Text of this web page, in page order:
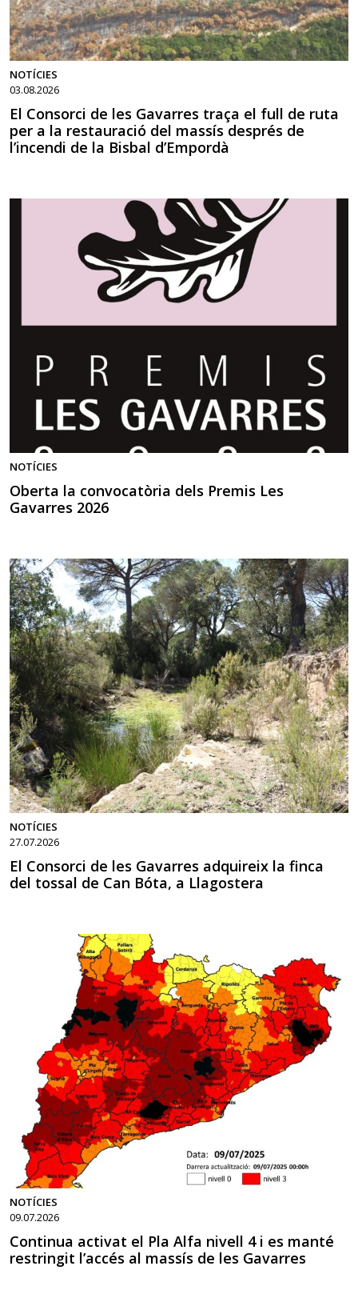
NOTÍCIES
03.08.2026
El Consorci de les Gavarres traça el full de ruta
per a la restauració del massís després de
l’incendi de la Bisbal d’Empordà
NOTÍCIES
Oberta la convocatòria dels Premis Les
Gavarres 2026
NOTÍCIES
27.07.2026
El Consorci de les Gavarres adquireix la finca
del tossal de Can Bóta, a Llagostera
NOTÍCIES
09.07.2026
Continua activat el Pla Alfa nivell 4 i es manté
restringit l’accés al massís de les Gavarres